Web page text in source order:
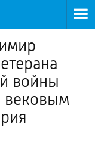
войны
вековым